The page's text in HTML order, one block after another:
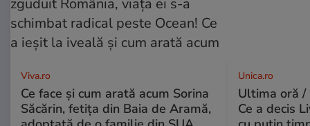
Viva.ro
Ce face și cum arată acum Sorina
Săcărin, fetița din Baia de Aramă,
Unica.ro
Ultima oră /
Ce a decis